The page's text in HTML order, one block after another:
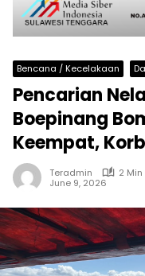
Bencana / Kecelakaan
Pencarian
Boepinang
Keempat,
Teradmin
2
June 9, 2026